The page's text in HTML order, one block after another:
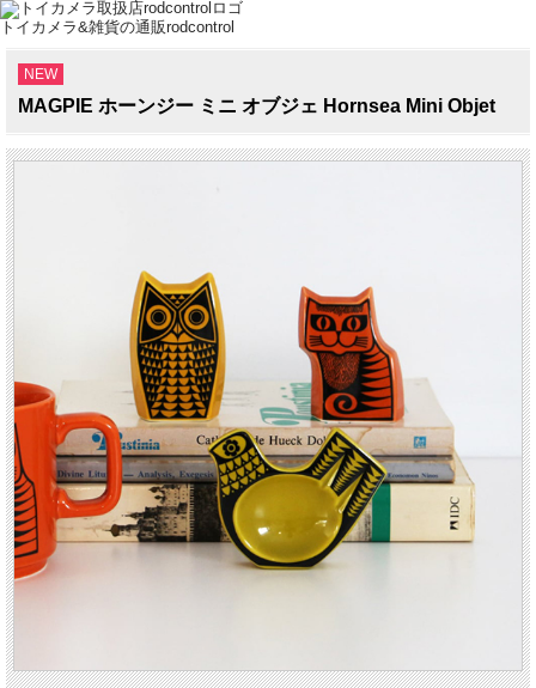
トイカメラ&雑貨の通販rodcontrol
NEW
MAGPIE ホーンジー ミニ オブジェ Hornsea Mini Objet